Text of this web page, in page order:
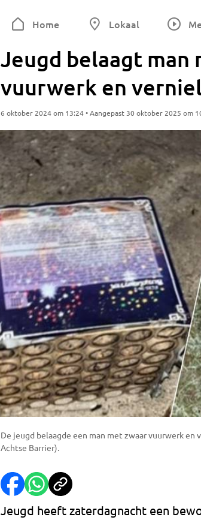
Home Lokaal
Jeugd belaagt man
vuurwerk en
6 oktober 2024 om 13:24 • Aangepast 30 oktober 2025 om
De jeugd belaagde een man met zwaar vuurwerk
Achtse Barrier).
Jeugd heeft zaterdagnacht een